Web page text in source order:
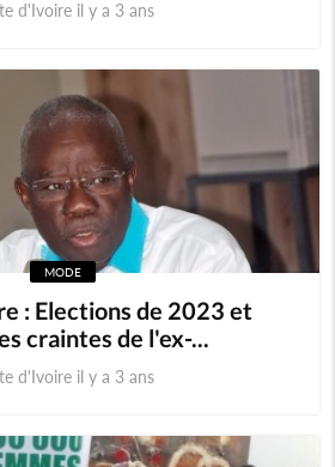
d'Ivoire il y a 3 ans
MODE
: Elections de 2023 et
craintes de l'ex-...
d'Ivoire il y a 3 ans